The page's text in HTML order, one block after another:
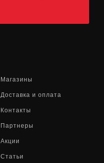
Магазины
Доставка и оплата
Контакты
Партнеры
Акции
Статьи